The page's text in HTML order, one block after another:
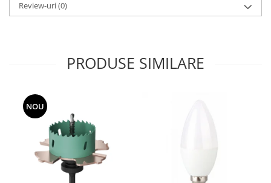
Review-uri(0)
PRODUSE SIMILARE
NOU